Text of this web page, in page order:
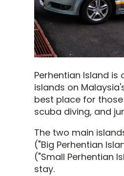
Perhentian Island
islands on
best place for
scuba diving, and
The two main
("Big Perhentian
("Small Perhentian
stay.